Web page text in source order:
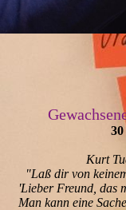
Kurt
"Laß dir von
'Lieber Freund, das
Man kann eine